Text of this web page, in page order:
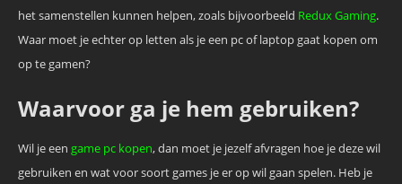
het samenstellen kunnen helpen, zoals bijvoorbeeld Redux Gaming.
Waar moet je echter op letten als je een pc of laptop gaat kopen om
op te gamen?
Waarvoor ga je hem gebruiken?
Wil je een game pc kopen, dan moet je jezelf afvragen hoe je deze wil
gebruiken en wat voor soort games je er op wil gaan spelen. Heb je